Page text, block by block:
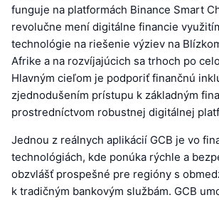
funguje na platformách Binance Smart
revolučne mení digitálne financie
technológie na riešenie výziev na
Afrike a na rozvíjajúcich sa trhoch po
Hlavným cieľom je podporiť finančnú
zjednodušením prístupu k základným
prostredníctvom robustnej digitálnej
Jednou z reálnych aplikácií GCB je vo
technológiách, kde ponúka rýchle a
obzvlášť prospešné pre regióny s
k tradičným bankovým službám. GCB